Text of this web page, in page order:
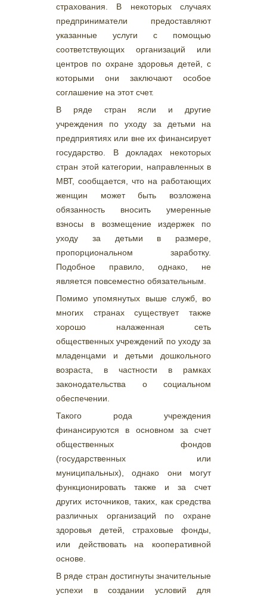
страхования. В некоторых случаях
предприниматели предоставляют
указанные услуги с помощью
соответствующих организаций или
центров по охране здоровья детей, с
которыми они заключают особое
соглашение на этот счет.
В ряде стран ясли и другие
учреждения по уходу за детьми на
предприятиях или вне их финансирует
государство. В докладах некоторых
стран этой категории, направленных в
МВТ, сообщается, что на работающих
женщин может быть возложена
обязанность вносить умеренные
взносы в возмещение издержек по
уходу за детьми в размере,
пропорциональном заработку.
Подобное правило, однако, не
является повсеместно обязательным.
Помимо упомянутых выше служб, во
многих странах существует также
хорошо налаженная сеть
общественных учреждений по уходу за
младенцами и детьми дошкольного
возраста, в частности в рамках
законодательства о социальном
обеспечении.
Такого рода учреждения
финансируются в основном за счет
общественных фондов
(государственных или
муниципальных), однако они могут
функционировать также и за счет
других источников, таких, как средства
различных организаций по охране
здоровья детей, страховые фонды,
или действовать на кооперативной
основе.
В ряде стран достигнуты значительные
успехи в создании условий для